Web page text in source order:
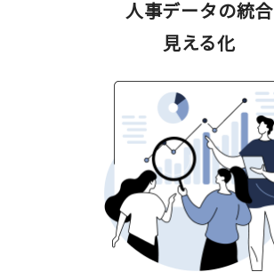
人事データの統合
見える化